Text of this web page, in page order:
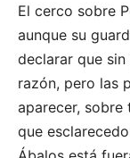
El cerco sobre
aunque su
declarar que
razón, pero las
aparecer, sobre
que